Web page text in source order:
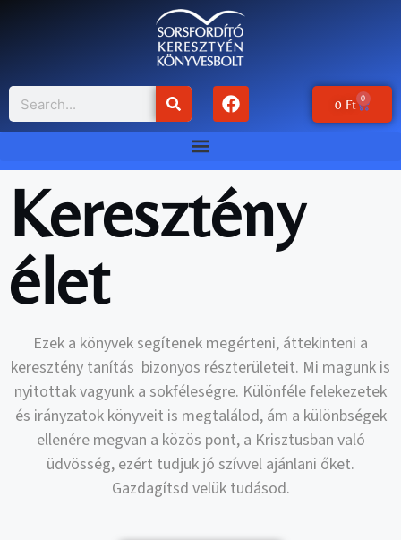
0 Ft 0
Keresztény
élet
Ezek a könyvek segítenek megérteni, áttekinteni a
keresztény tanítás bizonyos részterületeit. Mi magunk is
nyitottak vagyunk a sokféleségre. Különféle felekezetek
és irányzatok könyveit is megtalálod, ám a különbségek
ellenére megvan a közös pont, a Krisztusban való
üdvösség, ezért tudjuk jó szívvel ajánlani őket.
Gazdagítsd velük tudásod.